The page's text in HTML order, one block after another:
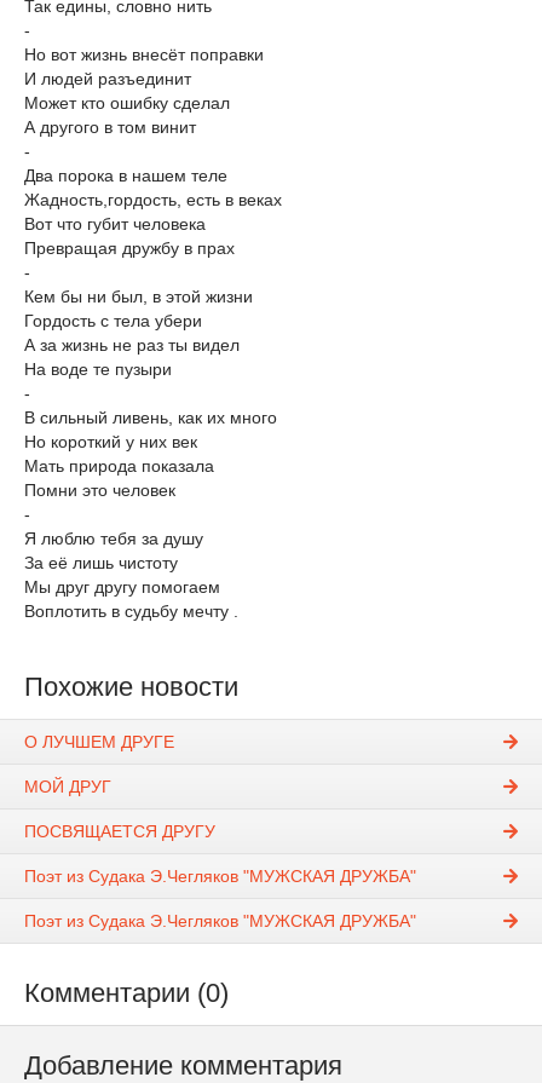
Так едины, словно нить
-
Но вот жизнь внесёт поправки
И людей разъединит
Может кто ошибку сделал
А другого в том винит
-
Два порока в нашем теле
Жадность,гордость, есть в веках
Вот что губит человека
Превращая дружбу в прах
-
Кем бы ни был, в этой жизни
Гордость с тела убери
А за жизнь не раз ты видел
На воде те пузыри
-
В сильный ливень, как их много
Но короткий у них век
Мать природа показала
Помни это человек
-
Я люблю тебя за душу
За её лишь чистоту
Мы друг другу помогаем
Воплотить в судьбу мечту .
Похожие новости
О ЛУЧШЕМ ДРУГЕ
МОЙ ДРУГ
ПОСВЯЩАЕТСЯ ДРУГУ
Поэт из Судака Э.Чегляков "МУЖСКАЯ ДРУЖБА"
Поэт из Судака Э.Чегляков "МУЖСКАЯ ДРУЖБА"
Комментарии (0)
Добавление комментария